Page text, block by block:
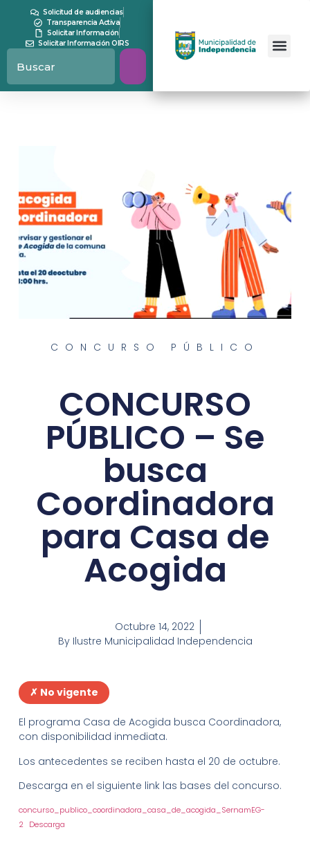
Solicitud de audiencias
Transparencia Activa
Solicitar Información
Solicitar Información OIRS
CONCURSO PÚBLICO
CONCURSO
PÚBLICO – Se
busca
Coordinadora
para Casa de
Acogida
Octubre 14, 2022
ByIlustre Municipalidad Independencia
✗ No vigente
El programa Casa de Acogida busca Coordinadora,
con disponibilidad inmediata.
Los antecedentes se reciben hasta el 20 de octubre.
Descarga en el siguiente link las bases del concurso.
concurso_publico_coordinadora_casa_de_acogida_SernamEG-
2
Descarga